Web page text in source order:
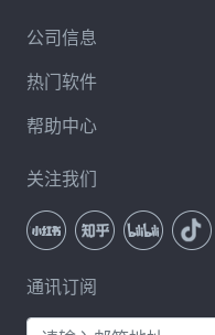
公司信息
热门软件
帮助中心
关注我们
通讯订阅